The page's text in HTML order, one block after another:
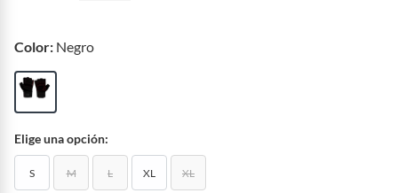
Color: Negro
Elige una opción:
S M L XL XL